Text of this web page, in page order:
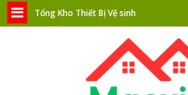
Tổng Kho Thiết Bị Vệ sinh